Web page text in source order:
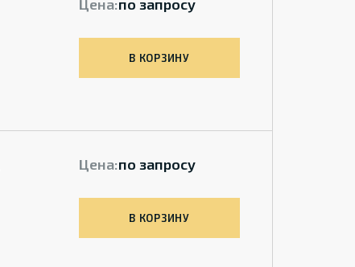
Цена:по запросу
В КОРЗИНУ
Цена:по запросу
В КОРЗИНУ